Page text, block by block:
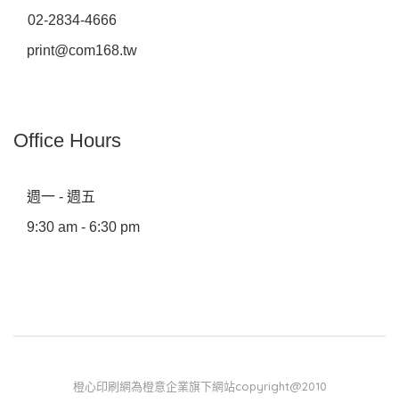
02-2834-4666
print@com168.tw
Office Hours
週一 - 週五
9:30 am - 6:30 pm
橙心印刷網為橙意企業旗下網站copyright@2010